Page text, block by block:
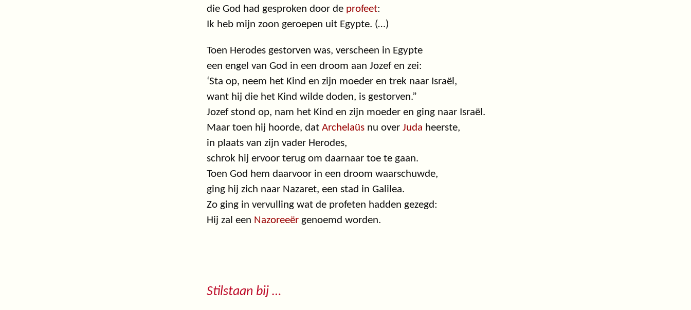
die God had gesproken door de profeet:
Ik heb mijn zoon geroepen uit Egypte. (…)
Toen Herodes gestorven was, verscheen in Egypte
een engel van God in een droom aan Jozef en zei:
‘Sta op, neem het Kind en zijn moeder en trek naar Israël,
want hij die het Kind wilde doden, is gestorven.”
Jozef stond op, nam het Kind en zijn moeder en ging naar Israël.
Maar toen hij hoorde, dat Archelaüs nu over Juda heerste,
in plaats van zijn vader Herodes,
schrok hij ervoor terug om daarnaar toe te gaan.
Toen God hem daarvoor in een droom waarschuwde,
ging hij zich naar Nazaret, een stad in Galilea.
Zo ging in vervulling wat de profeten hadden gezegd:
Hij zal een Nazoreeër genoemd worden.
Stilstaan bij …